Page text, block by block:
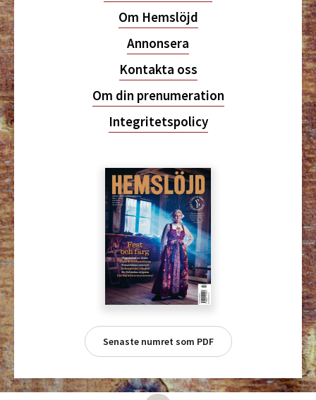
Om Hemslöjd
Annonsera
Kontakta oss
Om din prenumeration
Integritetspolicy
Senaste numret som PDF